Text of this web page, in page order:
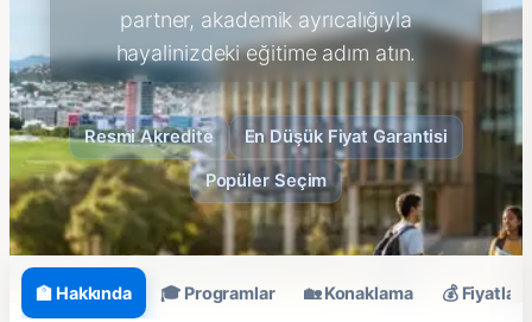
partner, akademik ayrıcalığıyla
hayalinizdeki eğitime adım atın.
Resmi Akredite En Düşük Fiyat Garantisi
Popüler Seçim
🏫 Hakkında 🎓 Programlar 🏡 Konaklama 💰 Fiyatlar